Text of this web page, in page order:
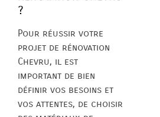
?
Pour réussir votre
projet de rénovation
Chevru, il est
important de bien
définir vos besoins et
vos attentes, de choisir